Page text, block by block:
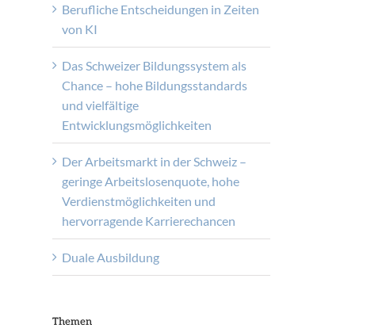
Berufliche Entscheidungen in Zeiten
von KI
Das Schweizer Bildungssystem als
Chance – hohe Bildungsstandards
und vielfältige
Entwicklungsmöglichkeiten
Der Arbeitsmarkt in der Schweiz –
geringe Arbeitslosenquote, hohe
Verdienstmöglichkeiten und
hervorragende Karrierechancen
Duale Ausbildung
Themen